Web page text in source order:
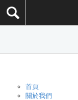
首頁
關於我們